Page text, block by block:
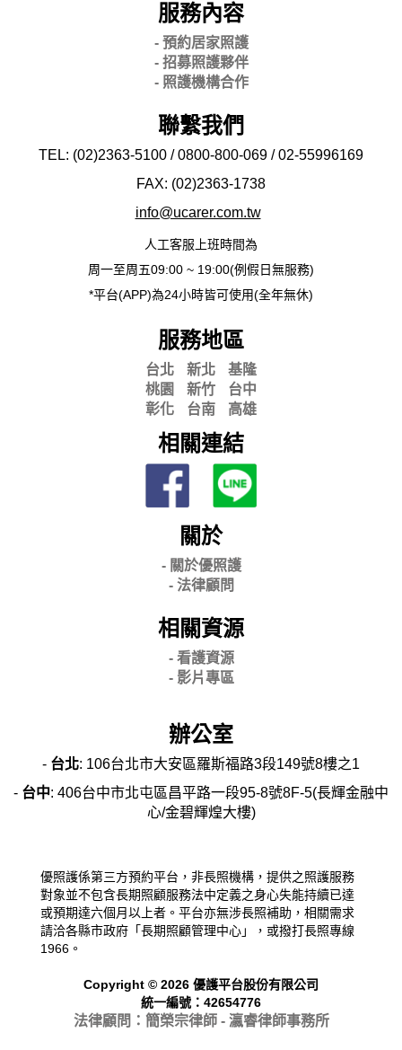
服務內容
- 預約居家照護
- 招募照護夥伴
- 照護機構合作
聯繫我們
TEL: (02)2363-5100 / 0800-800-069 / 02-55996169
FAX: (02)2363-1738
info@ucarer.com.tw
人工客服上班時間為
周一至周五09:00 ~ 19:00(例假日無服務)
*平台(APP)為24小時皆可使用(全年無休)
服務地區
台北 新北
基隆
桃園
新竹
台中
彰化
台南 高雄
相關連結
關於
- 關於優照護
- 法律顧問
相關資源
- 看護資源
- 影片專區
辦公室
- 台北: 106台北市大安區羅斯福路3段149號8樓之1
- 台中: 406台中市北屯區昌平路一段95-8號8F-5(長輝金融中
心/金碧輝煌大樓)
優照護係第三方預約平台，非長照機構，提供之照護服務
對象並不包含長期照顧服務法中定義之身心失能持續已達
或預期達六個月以上者。平台亦無涉長照補助，相關需求
請洽各縣市政府「長期照顧管理中心」，或撥打長照專線
1966。
Copyright © 2026 優護平台股份有限公司
統一編號：42654776
法律顧問：簡榮宗律師 - 瀛睿律師事務所